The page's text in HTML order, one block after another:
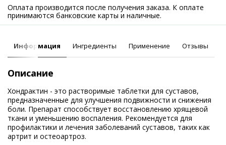
Оплата производится после получения заказа. К оплате
принимаются банковские карты и наличные.
Информация Ингредиенты Применение Отзывы
Описание
Хондрактин - это растворимые таблетки для суставов,
предназначенные для улучшения подвижности и снижения
боли. Препарат способствует восстановлению хрящевой
ткани и уменьшению воспаления. Рекомендуется для
профилактики и лечения заболеваний суставов, таких как
артрит и остеоартроз.